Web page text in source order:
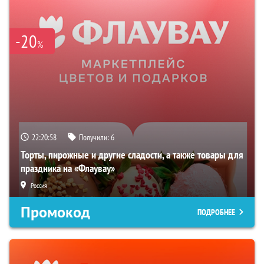
-20%
22:20:57 Получили:6
Торты, пирожные и другие сладости, а также товары для
праздника на «Флаувау»
Россия
Промокод ПОДРОБНЕЕ